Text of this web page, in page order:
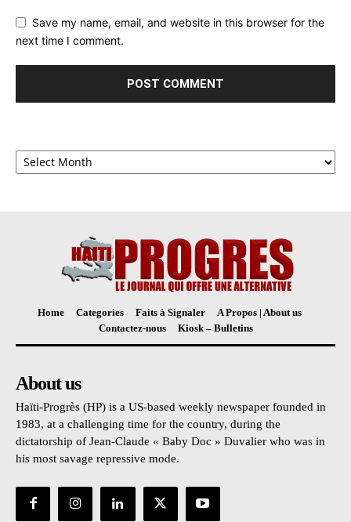
Save my name, email, and website in this browser for the
next time I comment.
Archives
Home Categories Faits à Signaler
A Propos | About us
Contactez-nous
Kiosk – Bulletins
About us
Haïti-Progrès (HP) is a US-based weekly newspaper founded in
1983, at a challenging time for the country, during the
dictatorship of Jean-Claude « Baby Doc » Duvalier who was in
his most savage repressive mode.